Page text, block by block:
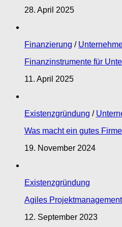
28. April 2025
Finanzierung /
Finanzinstrumente für
11. April 2025
Existenzgründung /
Was macht ein gutes
19. November 2024
Existenzgründung
Agiles
12. September 2023